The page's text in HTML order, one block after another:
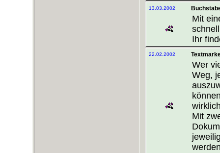
13.03.2002
Mit
Ihr
22.02.2002
Wer
Weg,
Mit